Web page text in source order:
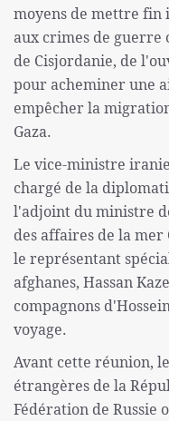
moyens de mettre fin
aux crimes de guerre
de Cisjordanie, de
pour acheminer une
empêcher la
Gaza.
Le vice-ministre
chargé de la
l'adjoint du ministre
des affaires de la
le représentant
afghanes, Hassan
compagnons
voyage.
Avant cette réunion,
étrangères de la
Fédération de Russie